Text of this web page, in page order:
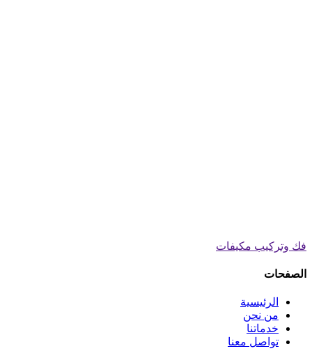
فك وتركيب مكيفات
الصفحات
الرئيسية
من نحن
خدماتنا
تواصل معنا